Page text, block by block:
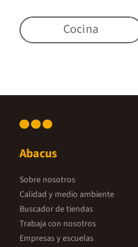
Cocina
Abacus
Sobre nosotros
Calidad y medio ambiente
Buscador de tiendas
Trabaja con nosotros
Empresas y escuelas